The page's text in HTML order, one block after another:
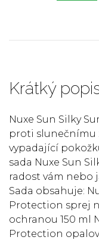
Krátký
Nuxe Sun Silky
proti slunečnímu
vypadající
sada Nuxe Sun
radost vám nebo
Sada obsahuje:
Protection sprej
ochranou 150 ml
Protection